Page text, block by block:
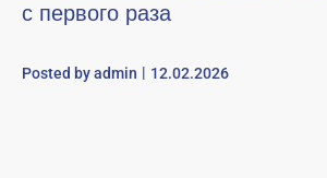
с первого раза
Posted byadmin 12.02.2026